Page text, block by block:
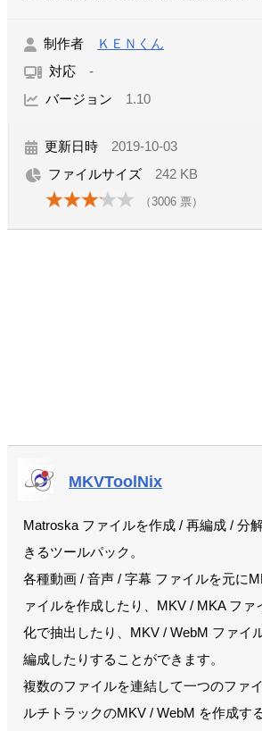
制作者
ＫＥＮくん
対応 -
バージョン 1.10
更新日時 2019-10-03
ファイルサイズ 242 KB
（3006 票）
MKVToolNix
Matroska ファイルを作成 / 再編成 / 分
きるツールパック。
各種動画 / 音声 / 字幕 ファイルを元に
ァイルを作成したり、MKV / MKA ファ
化で抽出したり、MKV / WebM ファイ
編成したりすることができます。
複数のファイルを連結して一つのファ
ルチトラックのMKV / WebM を作成す